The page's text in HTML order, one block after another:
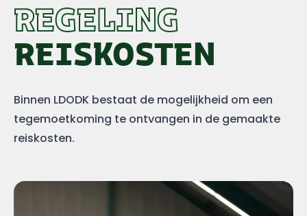
REGELING
REISKOSTEN
Binnen LDODK bestaat de mogelijkheid om een
tegemoetkoming te ontvangen in de gemaakte
reiskosten.